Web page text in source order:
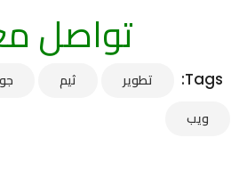
تواصل
Tags: تطوير ثيم
ويب